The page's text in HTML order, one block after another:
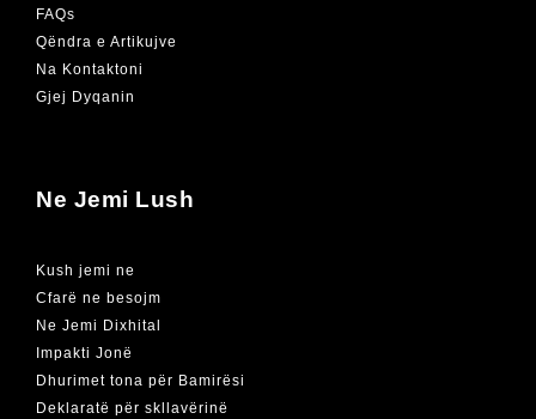
FAQs
Qëndra e Artikujve
Na Kontaktoni
Gjej Dyqanin
Ne Jemi Lush
Kush jemi ne
Cfarë ne besojm
Ne Jemi Dixhital
Impakti Jonë
Dhurimet tona për Bamirësi
Deklaratë për skllavërinë